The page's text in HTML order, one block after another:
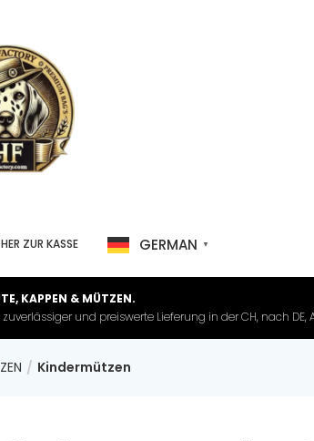
ZUR KASSE GERMAN ▼
KAPPEN & MÜTZEN.
und preiswerte Lieferung in der CH, nach DE,
Kindermützen